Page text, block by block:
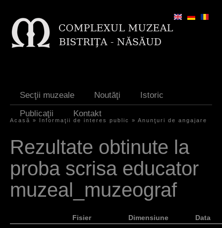
Secţii muzeale Noutăţi
Istoric
Publicaţii
Kontakt
i
e
s
i
Acasă » Informaţii de interes public » Anunţuri de angajare
Rezultate obtinute la
proba scrisa educator
muzeal_muzeograf
Fisier Dimensiune
Data